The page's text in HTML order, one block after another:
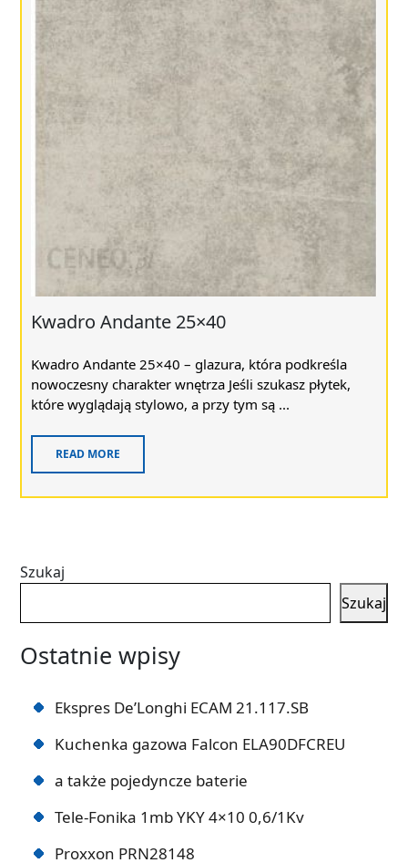
Kwadro Andante 25×40
Kwadro Andante 25×40 – glazura, która podkreśla
nowoczesny charakter wnętrza Jeśli szukasz płytek,
które wyglądają stylowo, a przy tym są ...
READ MORE
Szukaj
Szukaj
Ostatnie wpisy
Ekspres De’Longhi ECAM 21.117.SB
Kuchenka gazowa Falcon ELA90DFCREU
a także pojedyncze baterie
Tele-Fonika 1mb YKY 4×10 0,6/1Kv
Proxxon PRN28148